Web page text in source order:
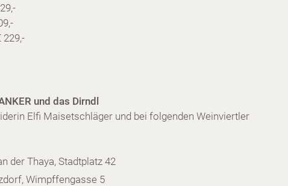
229,-
und das Dirndl
Elfi Maisetschläger und bei folgenden Weinviertler
der Thaya, Stadtplatz 42
Wimpffengasse 5